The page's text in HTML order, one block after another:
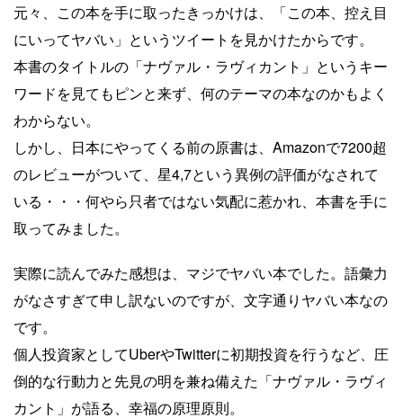
元々、この本を手に取ったきっかけは、「この本、控え目
にいってヤバい」というツイートを見かけたからです。
本書のタイトルの「ナヴァル・ラヴィカント」というキー
ワードを見てもピンと来ず、何のテーマの本なのかもよく
わからない。
しかし、日本にやってくる前の原書は、Amazonで7200超
のレビューがついて、星4,7という異例の評価がなされて
いる・・・何やら只者ではない気配に惹かれ、本書を手に
取ってみました。
実際に読んでみた感想は、マジでヤバい本でした。語彙力
がなさすぎて申し訳ないのですが、文字通りヤバい本なの
です。
個人投資家としてUberやTwitterに初期投資を行うなど、圧
倒的な行動力と先見の明を兼ね備えた「ナヴァル・ラヴィ
カント」が語る、幸福の原理原則。